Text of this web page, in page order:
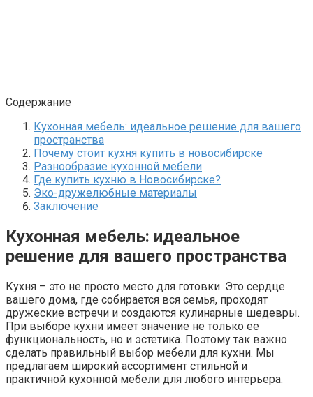
Содержание
Кухонная мебель: идеальное решение для вашего
пространства
Почему стоит кухня купить в новосибирске
Разнообразие кухонной мебели
Где купить кухню в Новосибирске?
Эко-дружелюбные материалы
Заключение
Кухонная мебель: идеальное
решение для вашего пространства
Кухня – это не просто место для готовки. Это сердце
вашего дома, где собирается вся семья, проходят
дружеские встречи и создаются кулинарные шедевры.
При выборе кухни имеет значение не только ее
функциональность, но и эстетика. Поэтому так важно
сделать правильный выбор мебели для кухни. Мы
предлагаем широкий ассортимент стильной и
практичной кухонной мебели для любого интерьера.